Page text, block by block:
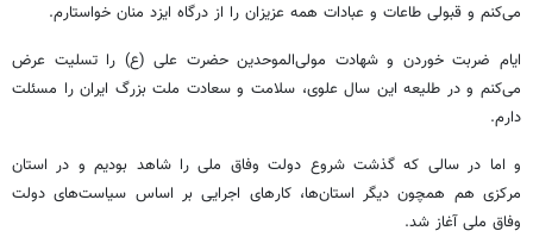
می‌کنم و قبولی طاعات و عبادات همه عزیزان را از درگاه ایزد منان خواستارم.
ایام ضربت خوردن و شهادت مولی‌الموحدین حضرت علی (ع) را تسلیت عرض
می‌کنم و در طلیعه این سال علوی، سلامت و سعادت ملت بزرگ ایران را مسئلت
دارم.
و اما در سالی که گذشت شروع دولت وفاق ملی را شاهد بودیم و در استان
مرکزی هم همچون دیگر استان‌ها، کارهای اجرایی بر اساس سیاست‌های دولت
وفاق ملی آغاز شد.